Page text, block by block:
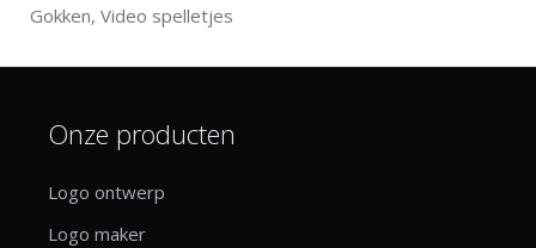
Gokken, Video spelletjes
Onze producten
Logo ontwerp
Logo maker